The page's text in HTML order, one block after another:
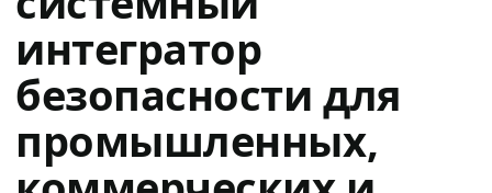
интегратор
безопасности для
промышленных,